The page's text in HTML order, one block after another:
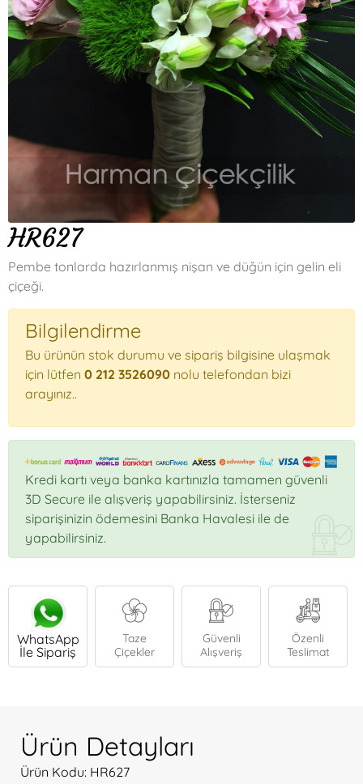
HR627
Pembe tonlarda hazırlanmış nişan ve düğün için gelin eli
çiçeği.
Bilgilendirme
Bu ürünün stok durumu ve sipariş bilgisine ulaşmak
için lütfen 0 212 3526090 nolu telefondan bizi
arayınız..
Kredi kartı veya banka kartınızla tamamen güvenli
3D Secure ile alışveriş yapabilirsiniz. İsterseniz
siparişinizin ödemesini Banka Havalesi ile de
yapabilirsiniz.
WhatsApp
İle Sipariş
Taze
Çiçekler
Güvenli
Alışveriş
Özenli
Teslimat
Ürün Detayları
Ürün Kodu: HR627